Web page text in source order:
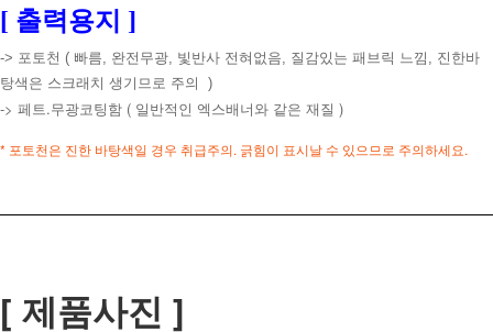
[ 출력용지 ]
-> 포토천 ( 빠름, 완전무광, 빛반사 전혀없음, 질감있는 패브릭 느낌, 진한바
탕색은 스크래치 생기므로 주의 )
-> 페트.무광코팅함 ( 일반적인 엑스배너와 같은 재질 )
* 포토천은 진한 바탕색일 경우 취급주의. 긁힘이 표시날 수 있으므로 주의하세요.
[ 제품사진 ]